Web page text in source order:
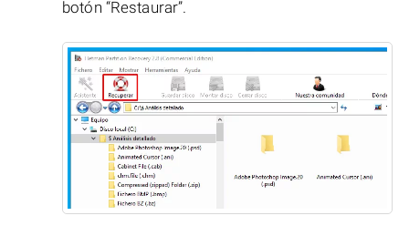
botón “Restaurar”.